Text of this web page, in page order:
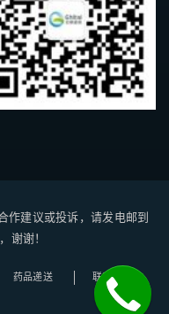
作建议或投诉，请发电邮到
谢谢！
药品递送
联系我们